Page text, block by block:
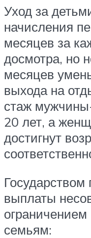
Уход за
начисления
месяцев за
досмотра, но
месяцев
выхода на
стаж
20 лет, а
достигнут
Государством
выплаты
семьям: